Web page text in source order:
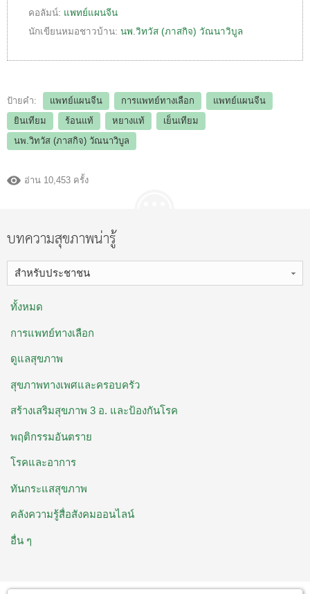
คอลัมน์: แพทย์แผนจีน
นักเขียนหมอชาวบ้าน: นพ.วิทวัส (ภาสกิจ) วัณนาวิบูล
ป้ายคำ: แพทย์แผนจีน การแพทย์ทางเลือก
แพทย์แผนจีน
ยินเทียม
ร้อนแท้ หยางแท้
เย็นเทียม
นพ.วิทวัส (ภาสกิจ) วัณนาวิบูล
อ่าน 10,453 ครั้ง
บทความสุขภาพน่ารู้
สำหรับประชาชน
ทั้งหมด
การแพทย์ทางเลือก
ดูแลสุขภาพ
สุขภาพทางเพศและครอบครัว
สร้างเสริมสุขภาพ 3 อ. ​และป้องกันโรค
พฤติกรรมอันตราย
โรคและอาการ
ทันกระแสสุขภาพ
คลังความรู้สื่อสังคมออนไลน์
อื่น ๆ